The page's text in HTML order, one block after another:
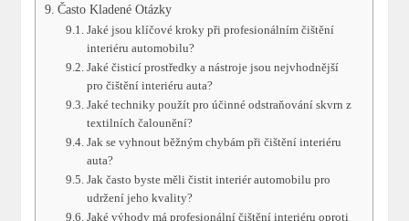
Často Kladené Otázky
Jaké jsou klíčové kroky při profesionálním čištění
interiéru automobilu?
Jaké čisticí prostředky a nástroje jsou nejvhodnější
pro čištění interiéru auta?
Jaké techniky použít pro účinné odstraňování skvrn z
textilních čalounění?
Jak se vyhnout běžným chybám při čištění interiéru
auta?
Jak často byste měli čistit interiér automobilu pro
udržení jeho kvality?
Jaké výhody má profesionální čištění interiéru oproti